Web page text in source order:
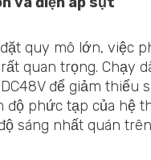
quy mô lớn, việc
quan trọng. Chạy
để giảm thiểu
độ phức tạp của hệ
sáng nhất quán